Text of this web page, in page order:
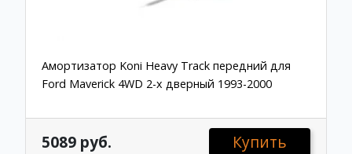
Амортизатор Koni Heavy Track передний для
Ford Maverick 4WD 2-х дверный 1993-2000
5089 руб. Купить